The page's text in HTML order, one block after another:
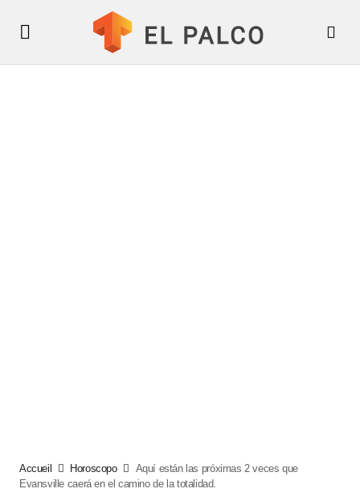
Accueil Horoscopo
Aquí están las próximas 2 veces que
Evansville caerá en el camino de la totalidad.